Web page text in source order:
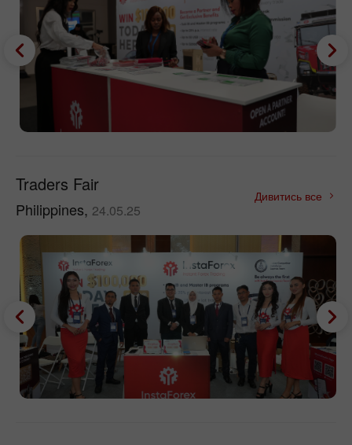
Traders Fair
Philippines, 24.05.25
Дивитись все